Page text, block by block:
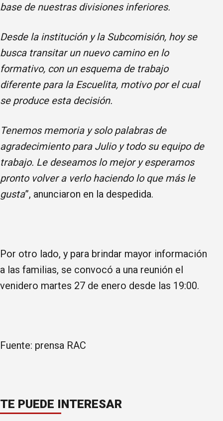
base de nuestras divisiones inferiores.
Desde la institución y la Subcomisión, hoy se
busca transitar un nuevo camino en lo
formativo, con un esquema de trabajo
diferente para la Escuelita, motivo por el cual
se produce esta decisión.
Tenemos memoria y solo palabras de
agradecimiento para Julio y todo su equipo de
trabajo. Le deseamos lo mejor y esperamos
pronto volver a verlo haciendo lo que más le
gusta”, anunciaron en la despedida.
Por otro lado, y para brindar mayor información
a las familias, se convocó a una reunión el
venidero martes 27 de enero desde las 19:00.
Fuente: prensa RAC
TE PUEDE INTERESAR